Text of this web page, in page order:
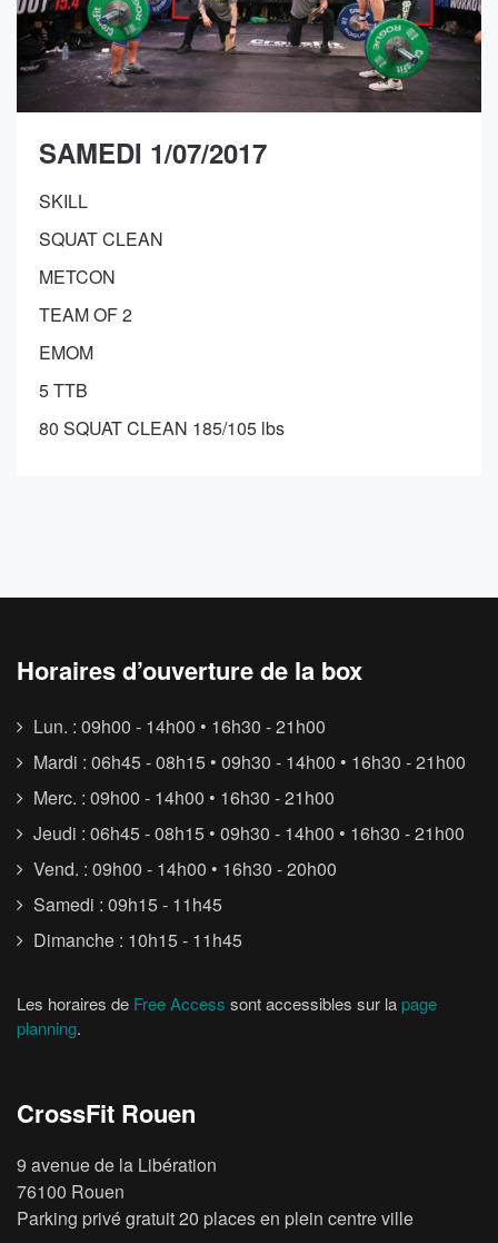
SAMEDI 1/07/2017
SKILL
SQUAT CLEAN
METCON
TEAM OF 2
EMOM
5 TTB
80 SQUAT CLEAN 185/105 lbs
Horaires d’ouverture de la box
Lun. : 09h00 - 14h00 • 16h30 - 21h00
Mardi : 06h45 - 08h15 • 09h30 - 14h00 • 16h30 - 21h00
Merc. : 09h00 - 14h00 • 16h30 - 21h00
Jeudi : 06h45 - 08h15 • 09h30 - 14h00 • 16h30 - 21h00
Vend. : 09h00 - 14h00 • 16h30 - 20h00
Samedi : 09h15 - 11h45
Dimanche : 10h15 - 11h45
Les horaires de Free Access sont accessibles sur la page
planning.
CrossFit Rouen
9 avenue de la Libération
76100 Rouen
Parking privé gratuit 20 places en plein centre ville